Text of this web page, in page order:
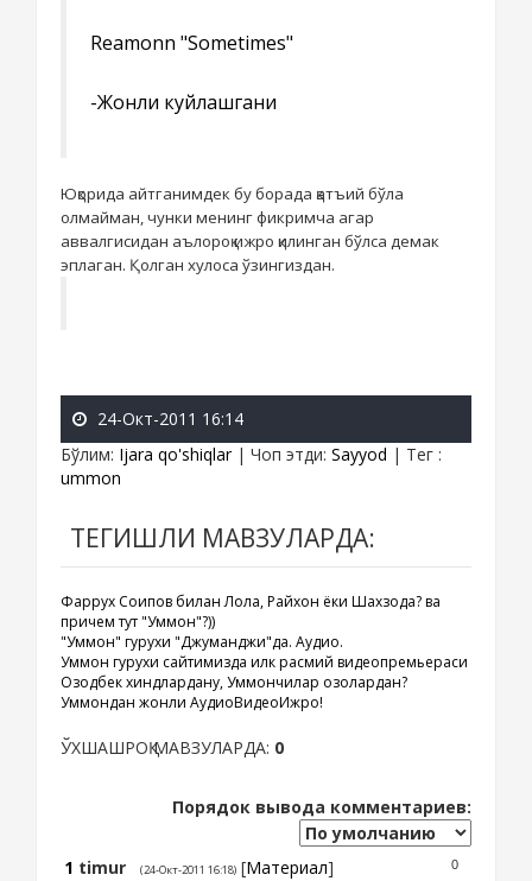
Reamonn "Sometimes"
-Жонли куйлашгани
Юқорида айтганимдек бу борада қатъий бўла
олмайман, чунки менинг фикримча агар
аввалгисидан аълороқ ижро қилинган бўлса демак
эплаган. Қолган хулоса ўзингиздан.
24-Окт-2011 16:14
Бўлим: Ijara qo'shiqlar| Чоп этди: Sayyod | Тег :
ummon
ТЕГИШЛИ МАВЗУЛАРДА:
Фаррух Соипов билан Лола, Райхон ёки Шахзода? ва
причем тут "Уммон"?))
"Уммон" гурухи "Джуманджи"да. Аудио.
Уммон гурухи сайтимизда илк расмий видеопремьераси
Озодбек хиндлардану, Уммончилар қозоқлардан?
Уммондан жонли АудиоВидеоИжро!
ЎХШАШРОҚ МАВЗУЛАРДА: 0
Порядок вывода комментариев:
0
1 timur (24-Окт-2011 16:18) [Материал]